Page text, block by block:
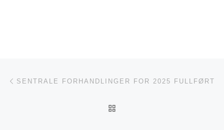
Innleggsnavigasjon
SENTRALE FORHANDLINGER FOR 2025 FULLFØRT